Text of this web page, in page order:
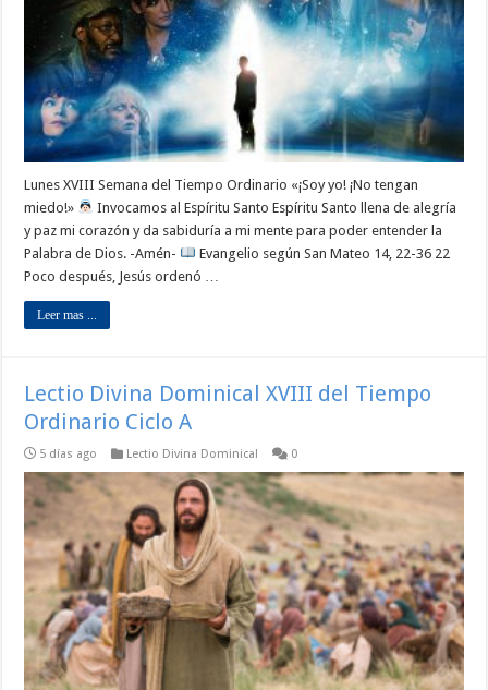
Lunes XVIII Semana del Tiempo Ordinario «¡Soy yo! ¡No tengan
miedo!»
Invocamos al Espíritu Santo Espíritu Santo llena de alegría
y paz mi corazón y da sabiduría a mi mente para poder entender la
Palabra de Dios. -Amén-
Evangelio según San Mateo 14, 22-36 22
Poco después, Jesús ordenó …
Leer mas ...
Lectio Divina Dominical XVIII del Tiempo
Ordinario Ciclo A
5 días ago Lectio Divina Dominical 0